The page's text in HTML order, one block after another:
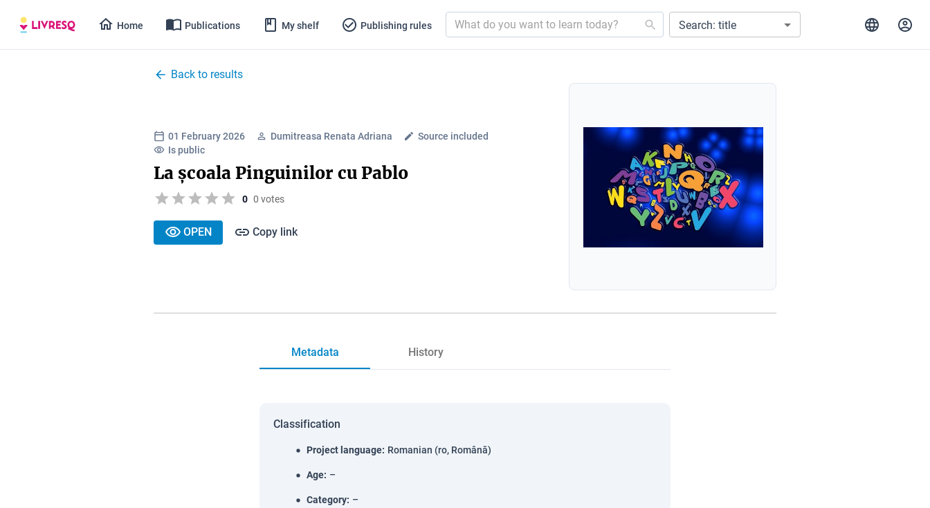
Home Publications My shelf Publishing rules Search: title
Back to results
01 February 2026 Dumitreasa Renata Adriana
Source included
Is public
La școala Pinguinilor cu Pablo
0 0 votes
OPEN Copy link
Metadata History
Classification
Project language: Romanian (ro, Română)
Age: –
Category: –